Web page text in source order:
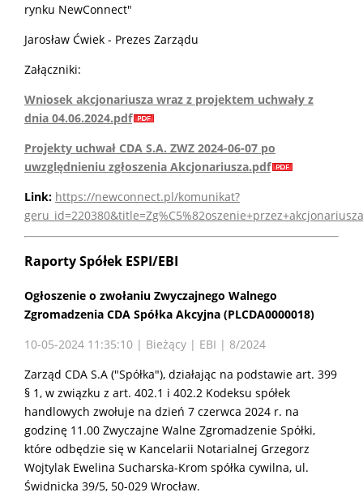
rynku NewConnect"
Jarosław Ćwiek - Prezes Zarządu
Załączniki:
Wniosek akcjonariusza wraz z projektem uchwały z
dnia 04.06.2024.pdf
Projekty uchwał CDA S.A. ZWZ 2024-06-07 po
uwzględnieniu zgłoszenia Akcjonariusza.pdf
Link: https://newconnect.pl/komunikat?
Raporty Spółek ESPI/EBI
Ogłoszenie o zwołaniu Zwyczajnego Walnego
Zgromadzenia CDA Spółka Akcyjna (PLCDA0000018)
10-05-2024 11:35:10 | Bieżący | EBI | 8/2024
Zarząd CDA S.A ("Spółka"), działając na podstawie art. 399
§ 1, w związku z art. 402.1 i 402.2 Kodeksu spółek
handlowych zwołuje na dzień 7 czerwca 2024 r. na
godzinę 11.00 Zwyczajne Walne Zgromadzenie Spółki,
które odbędzie się w Kancelarii Notarialnej Grzegorz
Wojtylak Ewelina Sucharska-Krom spółka cywilna, ul.
Świdnicka 39/5, 50-029 Wrocław.